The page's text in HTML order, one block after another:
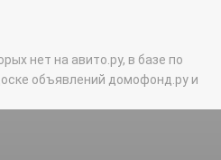
нет на авито.ру, в базе по
объявлений домофонд.ру и